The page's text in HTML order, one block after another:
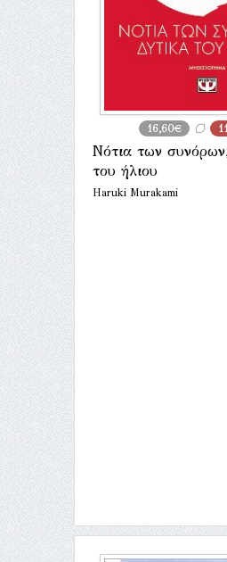
16,60€
Νότια των
του ήλιου
Haruki Murakami